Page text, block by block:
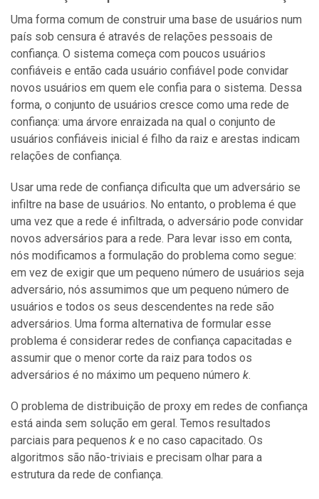
Uma forma comum de construir uma base de usuários num
país sob censura é através de relações pessoais de
confiança. O sistema começa com poucos usuários
confiáveis e então cada usuário confiável pode convidar
novos usuários em quem ele confia para o sistema. Dessa
forma, o conjunto de usuários cresce como uma rede de
confiança: uma árvore enraizada na qual o conjunto de
usuários confiáveis inicial é filho da raiz e arestas indicam
relações de confiança.
Usar uma rede de confiança dificulta que um adversário se
infiltre na base de usuários. No entanto, o problema é que
uma vez que a rede é infiltrada, o adversário pode convidar
novos adversários para a rede. Para levar isso em conta,
nós modificamos a formulação do problema como segue:
em vez de exigir que um pequeno número de usuários seja
adversário, nós assumimos que um pequeno número de
usuários e todos os seus descendentes na rede são
adversários. Uma forma alternativa de formular esse
problema é considerar redes de confiança capacitadas e
assumir que o menor corte da raiz para todos os
adversários é no máximo um pequeno número k.
O problema de distribuição de proxy em redes de confiança
está ainda sem solução em geral. Temos resultados
parciais para pequenos k e no caso capacitado. Os
algoritmos são não-triviais e precisam olhar para a
estrutura da rede de confiança.